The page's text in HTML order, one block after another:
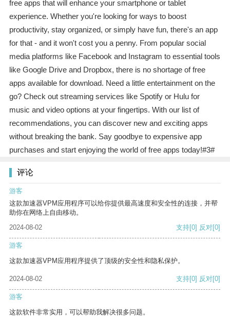
free apps that will enhance your smartphone or tablet
experience. Whether you're looking for ways to boost
productivity, stay organized, or simply have fun, there's an app
for that - and it won't cost you a penny. From popular social
media platforms like Facebook and Instagram to essential tools
like Google Drive and Dropbox, there is no shortage of free
apps available for download. Need a little entertainment on the
go? Check out streaming services like Spotify or Hulu for
music and video options at your fingertips. With our list of
recommendations, you can discover new and exciting apps
without breaking the bank. Say goodbye to expensive app
purchases and start enjoying the world of free apps today!#3#
评论
游客
这款加速器VPM应用程序可以给你提供最高速度和安全性的连接，并帮
助你在网络上自由移动。
2024-08-02
支持[0] 反对[0]
游客
这款加速器VPM应用程序提供了顶级的安全性和隐私保护。
2024-08-02 支持[0] 反对[0]
游客
这款软件非常实用，可以帮助我解决很多问题。